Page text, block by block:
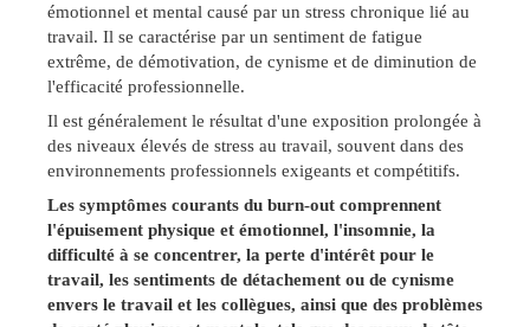
émotionnel et mental causé par un stress chronique lié au
travail. Il se caractérise par un sentiment de fatigue
extrême, de démotivation, de cynisme et de diminution de
l'efficacité professionnelle.
Il est généralement le résultat d'une exposition prolongée à
des niveaux élevés de stress au travail, souvent dans des
environnements professionnels exigeants et compétitifs.
Les symptômes courants du burn-out comprennent
l'épuisement physique et émotionnel, l'insomnie, la
difficulté à se concentrer, la perte d'intérêt pour le
travail, les sentiments de détachement ou de cynisme
envers le travail et les collègues, ainsi que des problèmes